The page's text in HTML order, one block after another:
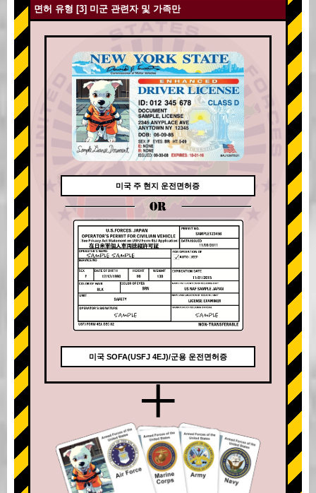
면허 유형 [3] 미군 관련자 및 가족만
미국 주 현지 운전면허증
OR
미국 SOFA(USFJ 4EJ)/군용 운전면허증
+